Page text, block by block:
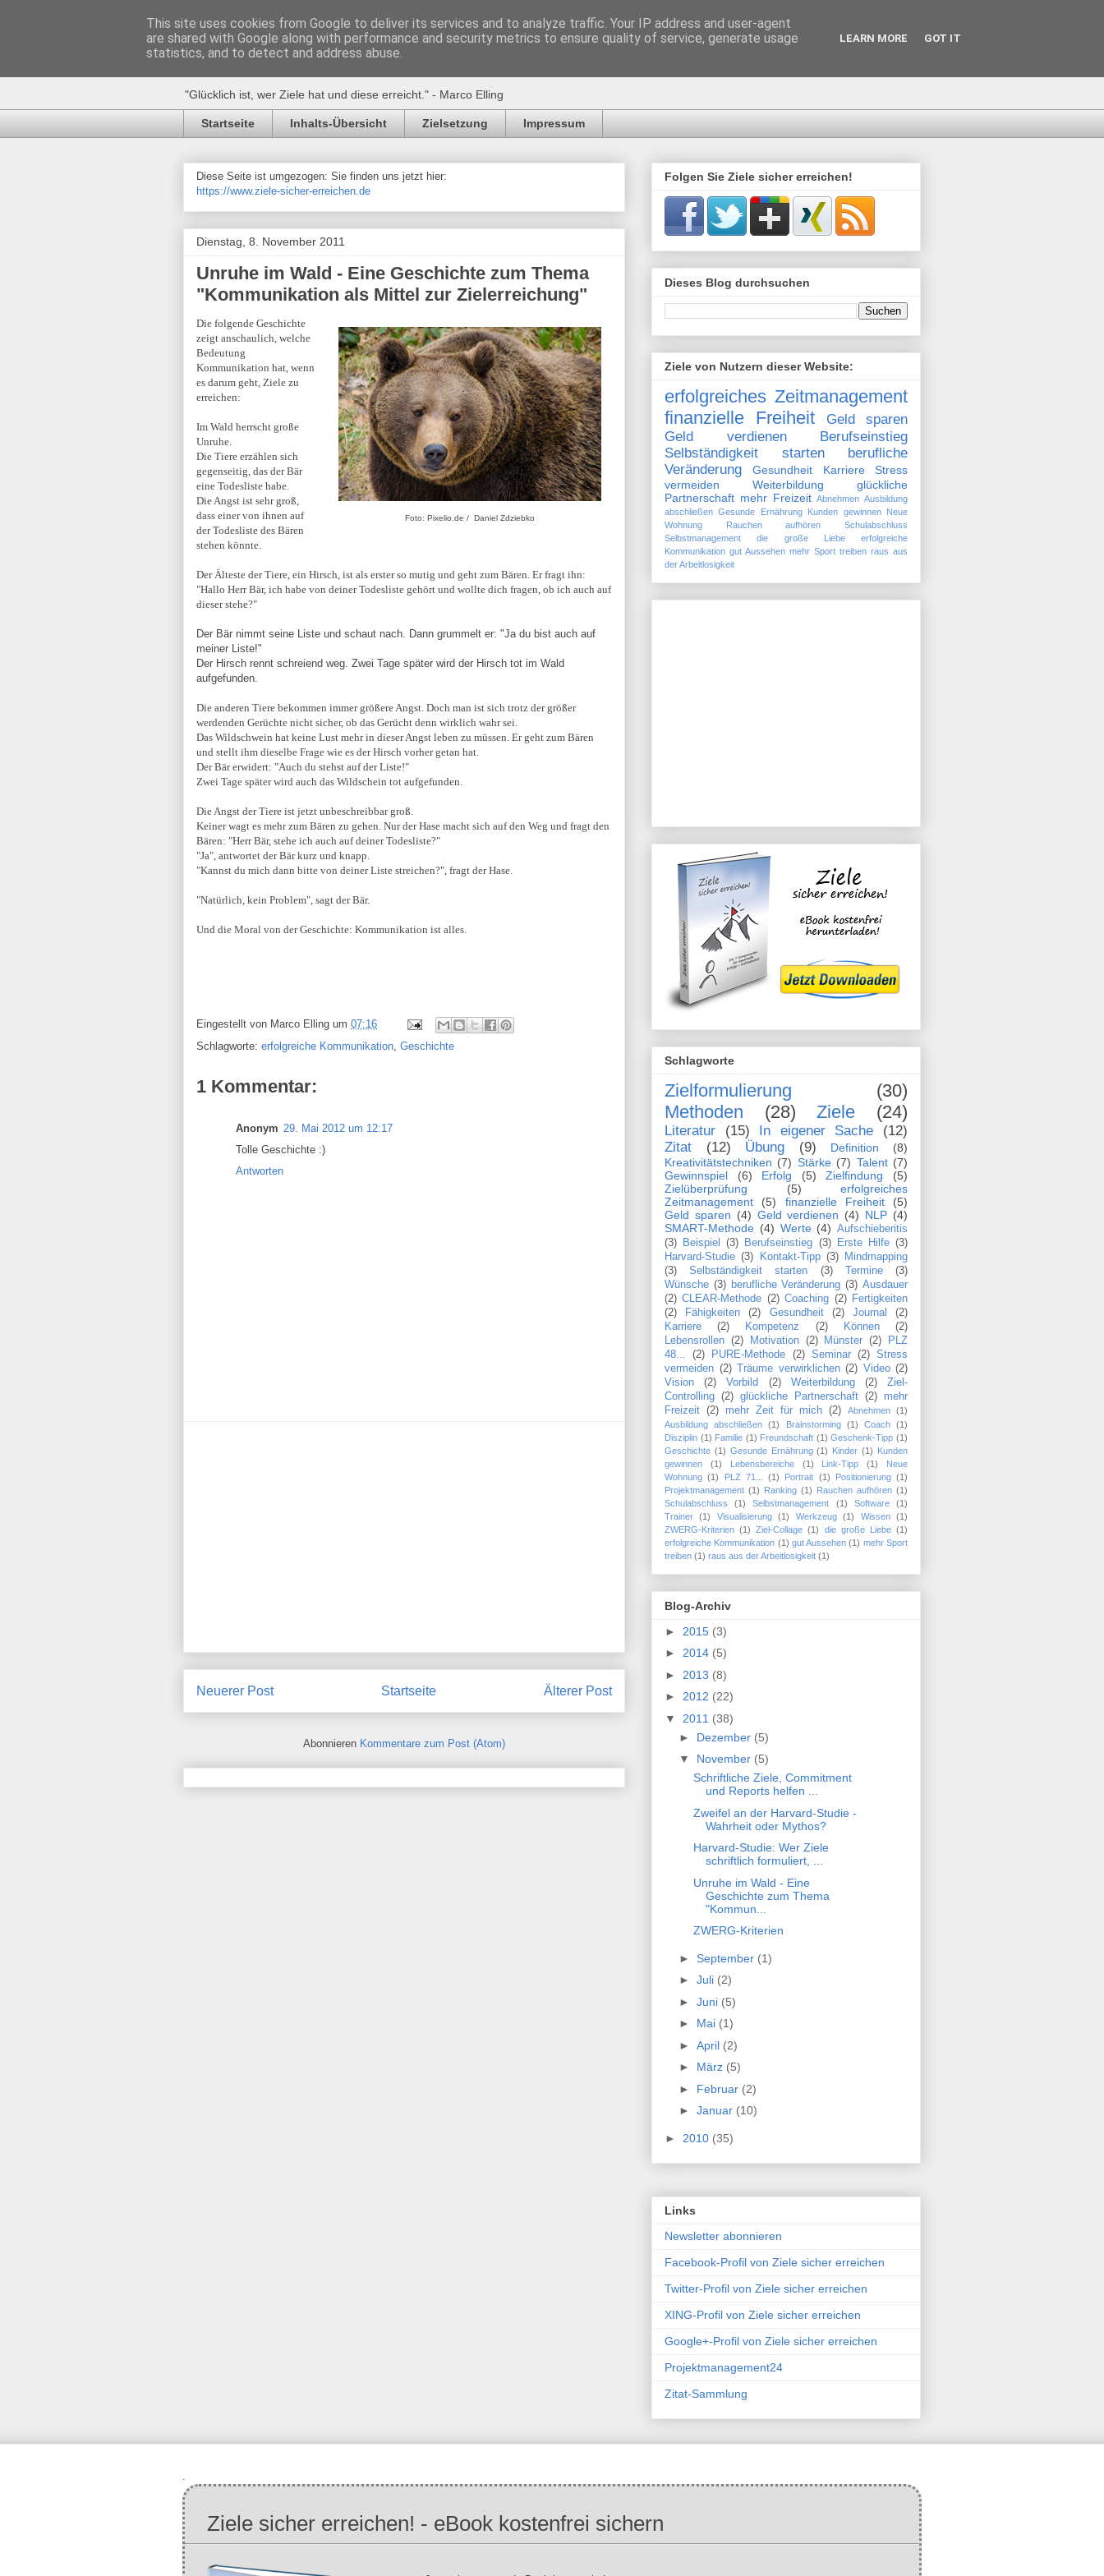
Ziele sicher erreichen!
"Glücklich ist, wer Ziele hat und diese erreicht." - Marco Elling
Startseite Inhalts-Übersicht Zielsetzung Impressum
Diese Seite ist umgezogen: Sie finden uns jetzt hier:
https://www.ziele-sicher-erreichen.de
Dienstag, 8. November 2011
Unruhe im Wald - Eine Geschichte zum Thema
"Kommunikation als Mittel zur Zielerreichung"
Foto: Pixelio.de / Daniel Zdziebko
Die folgende Geschichte
zeigt anschaulich, welche
Bedeutung
Kommunikation hat, wenn
es darum geht, Ziele zu
erreichen:
Im Wald herrscht große
Unruhe.
Die Tiere erzählen sich
gegenseitig, das der Bär
eine Todesliste habe.
Die Angst ist sehr groß,
dass einer von ihnen auf
der Todesliste des Bären
stehen könnte.
Der Älteste der Tiere, ein Hirsch, ist als erster so mutig und geht zum Bären. Er fragt ihn:
"Hallo Herr Bär, ich habe von deiner Todesliste gehört und wollte dich fragen, ob ich auch auf
dieser stehe?"
Der Bär nimmt seine Liste und schaut nach. Dann grummelt er: "Ja du bist auch auf
meiner Liste!"
Der Hirsch rennt schreiend weg. Zwei Tage später wird der Hirsch tot im Wald
aufgefunden.
Die anderen Tiere bekommen immer größere Angst. Doch man ist sich trotz der größer
werdenden Gerüchte nicht sicher, ob das Gerücht denn wirklich wahr sei.
Das Wildschwein hat keine Lust mehr in dieser Angst leben zu müssen. Er geht zum Bären
und stellt ihm dieselbe Frage wie es der Hirsch vorher getan hat.
Der Bär erwidert: "Auch du stehst auf der Liste!"
Zwei Tage später wird auch das Wildschein tot aufgefunden.
Die Angst der Tiere ist jetzt unbeschreibbar groß.
Keiner wagt es mehr zum Bären zu gehen. Nur der Hase macht sich auf den Weg und fragt den
Bären: "Herr Bär, stehe ich auch auf deiner Todesliste?"
"Ja", antwortet der Bär kurz und knapp.
"Kannst du mich dann bitte von deiner Liste streichen?", fragt der Hase.
"Natürlich, kein Problem", sagt der Bär.
Und die Moral von der Geschichte: Kommunikation ist alles.
Eingestellt von Marco Elling um 07:16
Schlagworte: erfolgreiche Kommunikation Geschichte
1 Kommentar:
Anonym 29. Mai 2012 um 12:17
Tolle Geschichte :)
Antworten
Neuerer Post Älterer Post
Startseite
Abonnieren Kommentare zum Post (Atom)
Folgen Sie Ziele sicher erreichen!
Dieses Blog durchsuchen
Ziele von Nutzern dieser Website:
erfolgreiches Zeitmanagement
finanzielle Freiheit
Geld sparen
Geld verdienen
Berufseinstieg
Selbständigkeit starten
berufliche
Veränderung
Gesundheit Karriere
Stress
vermeiden
Weiterbildung
glückliche
Partnerschaft mehr Freizeit Abnehmen Ausbildung
abschließen Gesunde Ernährung Kunden gewinnen
Neue
Wohnung
Rauchen aufhören
Schulabschluss
Selbstmanagement
die große Liebe
erfolgreiche
Kommunikation gut Aussehen mehr Sport treiben raus aus
der Arbeitlosigkeit
Schlagworte
Zielformulierung
(30)
Methoden
(28) Ziele (24)
Literatur (15) In eigener Sache
(12)
Zitat
(12) Übung (9) Definition
(8)
Kreativitätstechniken (7) Stärke (7) Talent (7)
Gewinnspiel
(6) Erfolg (5) Zielfindung
(5)
Zielüberprüfung
(5)
erfolgreiches
Zeitmanagement
(5) finanzielle Freiheit
(5)
Geld sparen (4) Geld verdienen (4) NLP (4)
SMART-Methode (4) Werte (4) Aufschieberitis
(3)
Beispiel (3) Berufseinstieg (3) Erste Hilfe (3)
Harvard-Studie (3) Kontakt-Tipp (3)
Mindmapping
(3)
Selbständigkeit starten (3) Termine
(3)
Wünsche (3) berufliche Veränderung (3) Ausdauer
(2) CLEAR-Methode (2) Coaching (2) Fertigkeiten
(2)
Fähigkeiten (2) Gesundheit (2) Journal
(2)
Karriere
(2) Kompetenz (2) Können
(2)
Lebensrollen (2) Motivation (2) Münster (2)
PLZ
48...
(2) PURE-Methode (2) Seminar (2) Stress
vermeiden (2) Träume verwirklichen (2) Video (2)
Vision
(2) Vorbild (2) Weiterbildung (2)
Ziel-
Controlling (2) glückliche Partnerschaft (2)
mehr
Freizeit (2) mehr Zeit für mich (2) Abnehmen (1)
Ausbildung abschließen
(1) Brainstorming (1) Coach (1)
Disziplin (1) Familie (1) Freundschaft (1) Geschenk-Tipp (1)
Geschichte (1) Gesunde Ernährung (1) Kinder (1)
Kunden
gewinnen
(1) Lebensbereiche (1) Link-Tipp (1)
Neue
Wohnung (1) PLZ 71... (1) Portrait (1) Positionierung (1)
Projektmanagement (1) Ranking (1) Rauchen aufhören (1)
Schulabschluss
(1) Selbstmanagement (1) Software
(1)
Trainer
(1) Visualisierung (1) Werkzeug (1) Wissen
(1)
ZWERG-Kriterien (1) Ziel-Collage (1) die große Liebe (1)
erfolgreiche Kommunikation (1) gut Aussehen (1) mehr Sport
treiben (1) raus aus der Arbeitlosigkeit (1)
Blog-Archiv
► 2015 (3)
► 2014 (5)
► 2013 (8)
► 2012 (22)
▼ 2011 (38)
► Dezember (5)
▼ November (5)
Schriftliche Ziele, Commitment
und Reports helfen ...
Zweifel an der Harvard-Studie -
Wahrheit oder Mythos?
Harvard-Studie: Wer Ziele
schriftlich formuliert, ...
Unruhe im Wald - Eine
Geschichte zum Thema
"Kommun...
ZWERG-Kriterien
► September (1)
► Juli (2)
► Juni (5)
► Mai (1)
► April (2)
► März (5)
► Februar (2)
► Januar (10)
► 2010 (35)
Links
Newsletter abonnieren
Facebook-Profil von Ziele sicher erreichen
Twitter-Profil von Ziele sicher erreichen
XING-Profil von Ziele sicher erreichen
Google+-Profil von Ziele sicher erreichen
Projektmanagement24
Zitat-Sammlung
.
Ziele sicher erreichen! - eBook kostenfrei sichern
This site uses cookies from Google to deliver its services and to analyze traffic. Your IP address and user-agent
are shared with Google along with performance and security metrics to ensure quality of service, generate usage
statistics, and to detect and address abuse.
LEARN MORE GOT IT